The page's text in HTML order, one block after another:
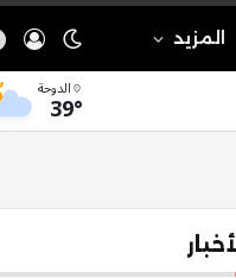
المزيد
الدوحة
39°